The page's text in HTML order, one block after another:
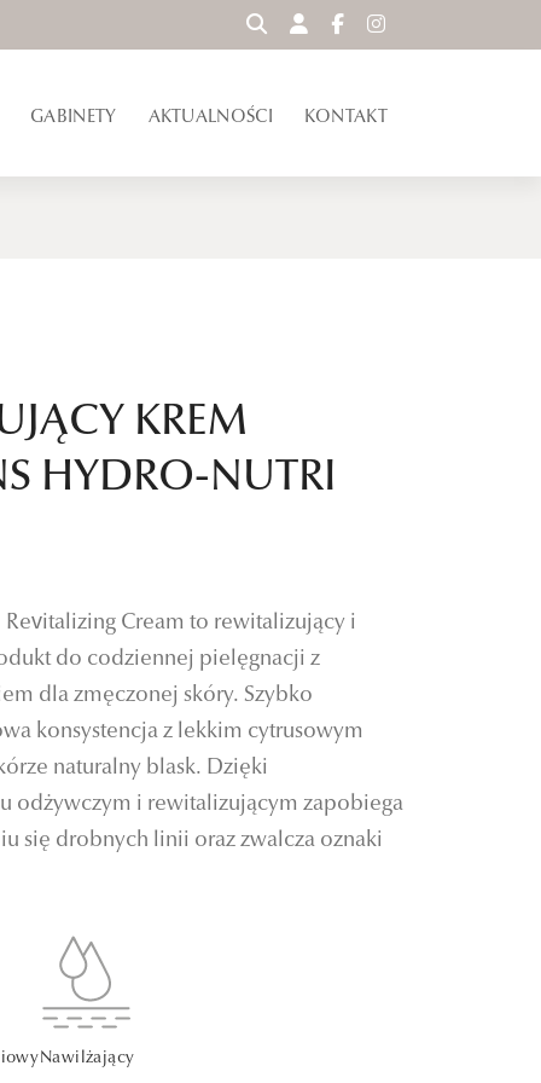
GABINETY AKTUALNOŚCI KONTAKT
KREM
HYDRO-NUTRI
Cream to rewitalizujący i
do codziennej pielęgnacji z
dla zmęczonej skóry. Szybko
konsystencja z lekkim cytrusowym
naturalny blask. Dzięki
odżywczym i rewitalizującym zapobiega
się drobnych linii oraz zwalcza oznaki
Nawilżający